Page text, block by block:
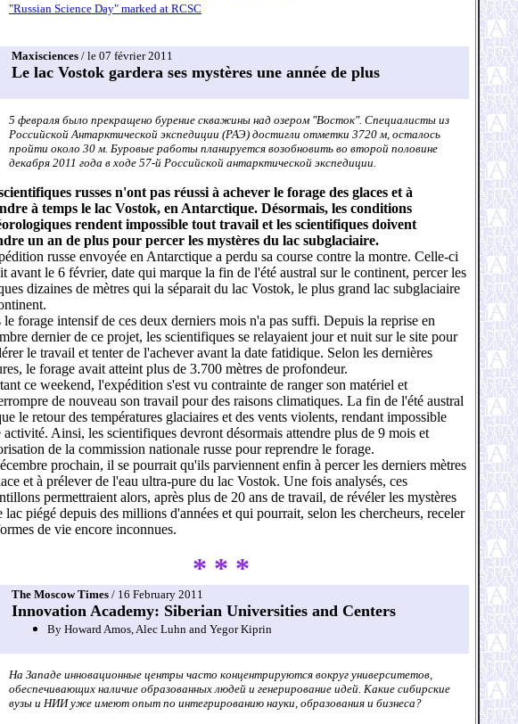
"Russian Science Day" marked at RCSC
Maxisciences / le 07 février 2011
Le lac Vostok gardera ses mystères une année de plus
5 февраля было прекращено бурение скважины над озером "Восток". Специалисты из
Российской Антарктической экспедиции (РАЭ) достигли отметки 3720 м, осталось
пройти около 30 м. Буровые работы планируется возобновить во второй половине
декабря 2011 года в ходе 57-й Российской антарктической экспедиции.
russes n'ont pas réussi à achever le forage des glaces et à
à temps le lac Vostok, en Antarctique. Désormais, les conditions
rendent impossible tout travail et les scientifiques doivent
un an de plus pour percer les mystères du lac subglaciaire.
russe envoyée en Antarctique a perdu sa course contre la montre. Celle-ci
avant le 6 février, date qui marque la fin de l'été austral sur le continent, percer les
dizaines de mètres qui la séparait du lac Vostok, le plus grand lac subglaciaire
le forage intensif de ces deux derniers mois n'a pas suffi. Depuis la reprise en
dernier de ce projet, les scientifiques se relayaient jour et nuit sur le site pour
le travail et tenter de l'achever avant la date fatidique. Selon les dernières
le forage avait atteint plus de 3.700 mètres de profondeur.
ce weekend, l'expédition s'est vu contrainte de ranger son matériel et
de nouveau son travail pour des raisons climatiques. La fin de l'été austral
le retour des températures glaciaires et des vents violents, rendant impossible
activité. Ainsi, les scientifiques devront désormais attendre plus de 9 mois et
de la commission nationale russe pour reprendre le forage.
prochain, il se pourrait qu'ils parviennent enfin à percer les derniers mètres
et à prélever de l'eau ultra-pure du lac Vostok. Une fois analysés, ces
permettraient alors, après plus de 20 ans de travail, de révéler les mystères
lac piégé depuis des millions d'années et qui pourrait, selon les chercheurs, receler
de vie encore inconnues.
* * *
The Moscow Times / 16 February 2011
Innovation Academy: Siberian Universities and Centers
By Howard Amos, Alec Luhn and Yegor Kiprin
На Западе инновационные центры часто концентрируются вокруг университетов,
обеспечивающих наличие образованных людей и генерирование идей. Какие сибирские
вузы и НИИ уже имеют опыт по интегрированию науки, образования и бизнеса?